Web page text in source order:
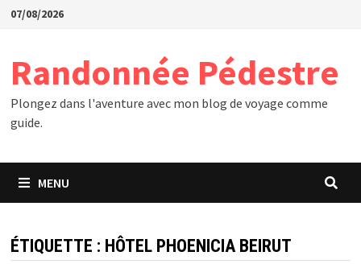
Passer
07/08/2026
Randonnée Pédestre
Plongez dans l'aventure avec mon blog de voyage comme
guide.
MENU
ÉTIQUETTE : HÔTEL PHOENICIA BEIRUT